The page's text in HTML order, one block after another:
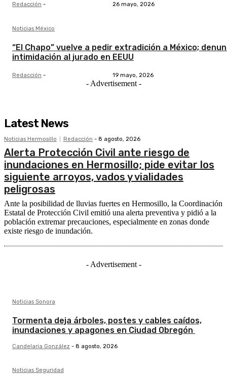
Redacción - 26 mayo, 2026
Noticias México
“El Chapo” vuelve a pedir extradición a México;
intimidación al jurado en EEUU
Redacción - 19 mayo, 2026
- Advertisement -
Latest News
Noticias Hermosillo Redacción - 8 agosto, 2026
Alerta Protección Civil ante riesgo de
inundaciones en Hermosillo; pide evitar los
siguiente arroyos, vados y vialidades
peligrosas
Ante la posibilidad de lluvias fuertes en Hermosillo, la Coordinación
Estatal de Protección Civil emitió una alerta preventiva y pidió a la
población extremar precauciones, especialmente en zonas donde
existe riesgo de inundación.
- Advertisement -
Noticias Sonora
Tormenta deja árboles, postes y cables caídos,
inundaciones y apagones en Ciudad Obregón
Candelaria González - 8 agosto, 2026
Noticias Seguridad